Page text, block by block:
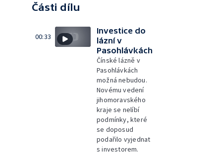
Části dílu
00:33
Investice do
lázní v
Pasohlávkách
Čínské lázně v
Pasohlávkách
možná nebudou.
Novému vedení
jihomoravského
kraje se nelíbí
podmínky, které
se doposud
podařilo vyjednat
s investorem.